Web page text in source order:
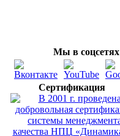
Мы в соцсетях
Сертификация